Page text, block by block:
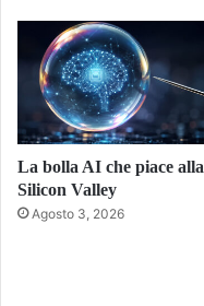
La bolla AI che piace alla
Silicon Valley
Agosto 3, 2026